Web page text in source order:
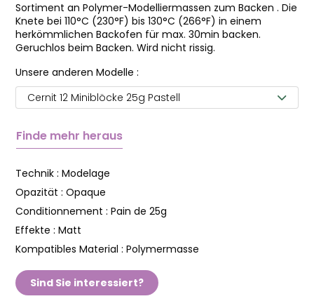
Sortiment an Polymer-Modelliermassen zum Backen . Die
Knete bei 110°C (230°F) bis 130°C (266°F) in einem
herkömmlichen Backofen für max. 30min backen.
Geruchlos beim Backen. Wird nicht rissig.
Unsere anderen Modelle :
Cernit 12 Miniblöcke 25g Pastell
Finde mehr heraus
Technik : Modelage
Opazität : Opaque
Conditionnement : Pain de 25g
Effekte : Matt
Kompatibles Material : Polymermasse
Sind Sie interessiert?